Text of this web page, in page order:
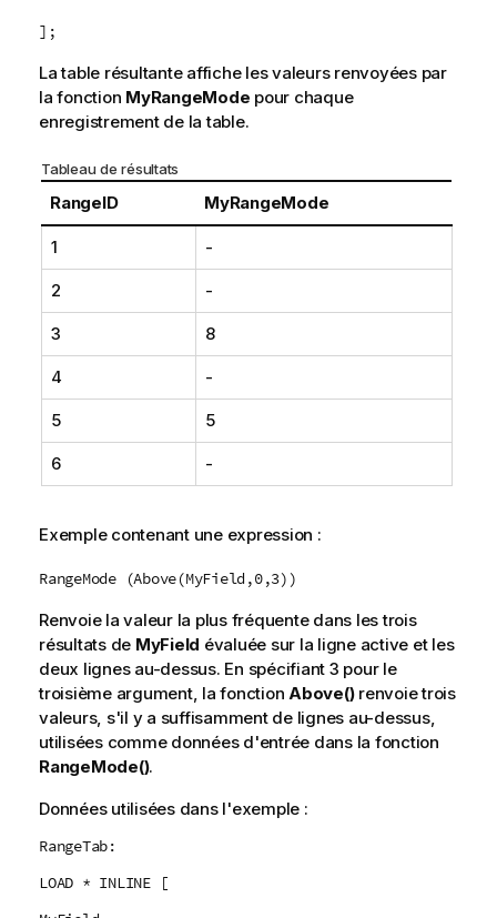
];
La table résultante affiche les valeurs renvoyées par
la fonction MyRangeMode pour chaque
enregistrement de la table.
Tableau de résultats
RangeID MyRangeMode
1 -
2 -
3 8
4 -
5 5
6 -
Exemple contenant une expression :
RangeMode (Above(MyField,0,3))
Renvoie la valeur la plus fréquente dans les trois
résultats de MyField évaluée sur la ligne active et les
deux lignes au-dessus. En spécifiant 3 pour le
troisième argument, la fonction Above()renvoie trois
valeurs, s'il y a suffisamment de lignes au-dessus,
utilisées comme données d'entrée dans la fonction
RangeMode().
Données utilisées dans l'exemple :
RangeTab:
LOAD * INLINE [